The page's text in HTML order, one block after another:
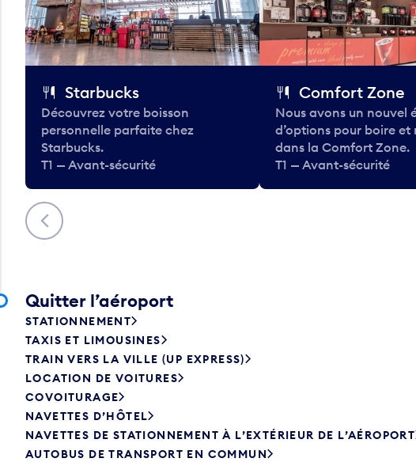
Précédent
Starbucks
Découvrez votre boisson
personnelle parfaite chez
Starbucks.
T1 — Avant-sécurité
Comfort Zone
Nous avons un nouvel
d’options pour boire et
dans la Comfort Zone.
T1 — Avant-sécurité
Quitter l’aéroport
STATIONNEMENT
TAXIS ET LIMOUSINES
TRAIN VERS LA VILLE (UP EXPRESS)
LOCATION DE VOITURES
COVOITURAGE
NAVETTES D’HÔTEL
NAVETTES DE STATIONNEMENT À L’EXTÉRIEUR DE L’AÉROPORT
AUTOBUS DE TRANSPORT EN COMMUN